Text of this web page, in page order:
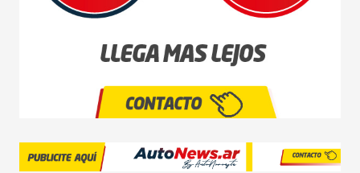
AGRO
COMPETICIÓN
SEGURIDAD VIAL